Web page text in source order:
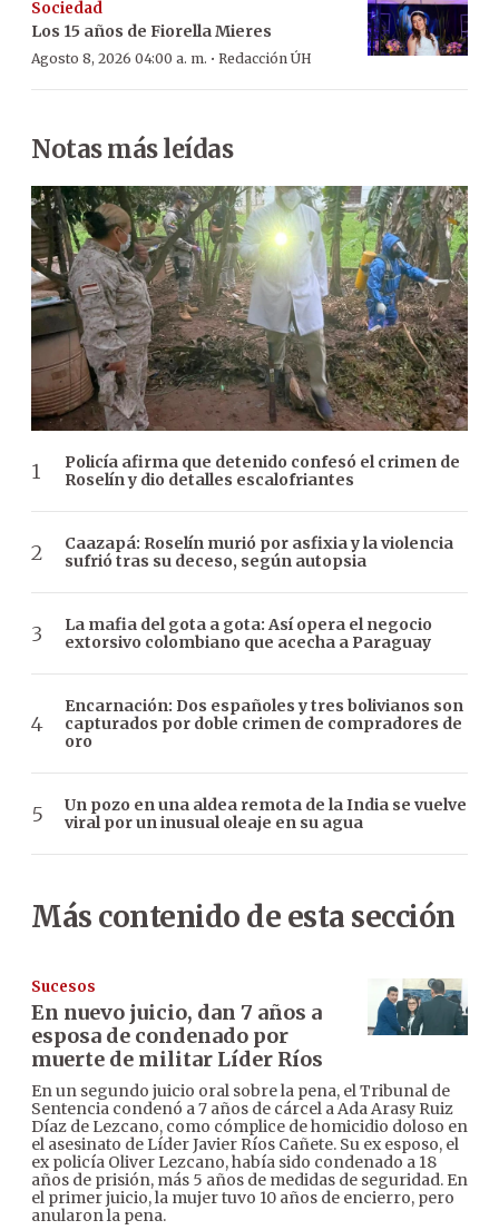
Sociedad
Los 15 años de Fiorella Mieres
Agosto 8, 2026 04:00 a. m. · Redacción ÚH
Notas más leídas
Policía afirma que detenido confesó el crimen de
Roselín y dio detalles escalofriantes
Caazapá: Roselín murió por asfixia y la violencia
sufrió tras su deceso, según autopsia
La mafia del gota a gota: Así opera el negocio
extorsivo colombiano que acecha a Paraguay
Encarnación: Dos españoles y tres bolivianos son
capturados por doble crimen de compradores de
oro
Un pozo en una aldea remota de la India se vuelve
viral por un inusual oleaje en su agua
Más contenido de esta sección
Sucesos
En nuevo juicio, dan 7 años a
esposa de condenado por
muerte de militar Líder Ríos
En un segundo juicio oral sobre la pena, el Tribunal de
Sentencia condenó a 7 años de cárcel a Ada Arasy Ruiz
Díaz de Lezcano, como cómplice de homicidio doloso en
el asesinato de Líder Javier Ríos Cañete. Su ex esposo, el
ex policía Oliver Lezcano, había sido condenado a 18
años de prisión, más 5 años de medidas de seguridad. En
el primer juicio, la mujer tuvo 10 años de encierro, pero
anularon la pena.